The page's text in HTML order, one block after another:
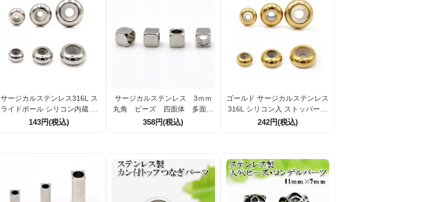
サージカルステンレス316L ス
ライドボール シリコン内蔵 ス
トッパービーズ
143円(税込)
サージカルステンレス 3ｍｍ
丸角 ビーズ 四面体 多面体
キューブ 10個/50個 （1674
358円(税込)
ゴールド サージカルステンレス
316L シリコン入 ストッパービ
ーズ スライドボール 6mm8ｍ
242円(税込)